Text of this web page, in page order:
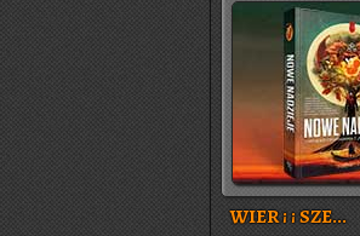
WIER ¡ ¡ SZE...